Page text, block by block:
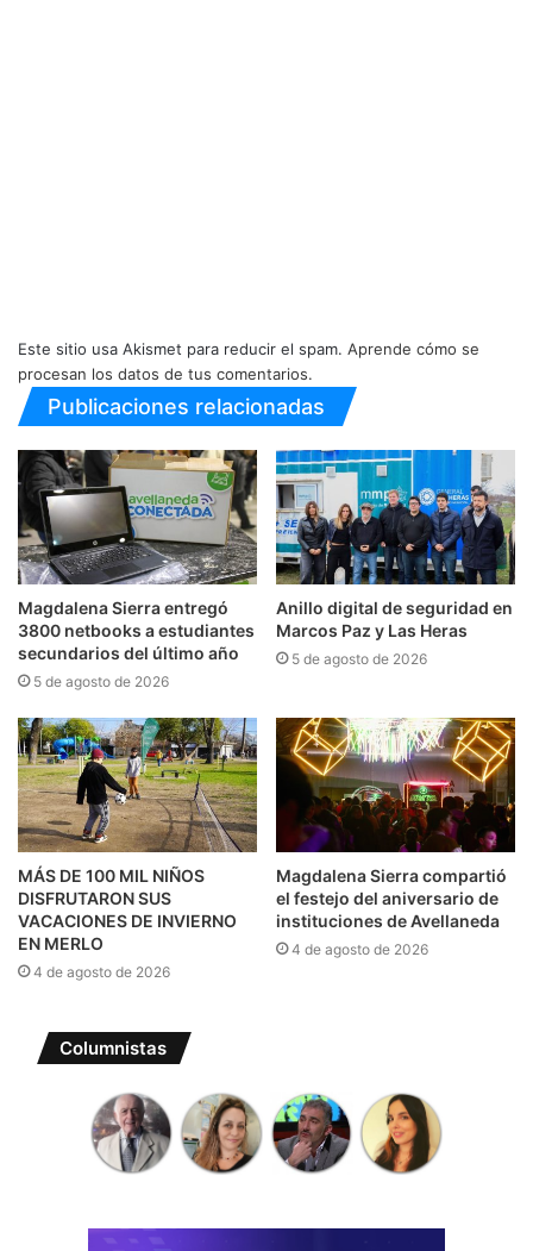
Este sitio usa Akismet para reducir el spam. Aprende cómo se
procesan los datos de tus comentarios.
Publicaciones relacionadas
Magdalena Sierra entregó
3800 netbooks a estudiantes
secundarios del último año
5 de agosto de 2026
Anillo digital de seguridad en
Marcos Paz y Las Heras
5 de agosto de 2026
MÁS DE 100 MIL NIÑOS
DISFRUTARON SUS
VACACIONES DE INVIERNO
EN MERLO
4 de agosto de 2026
Magdalena Sierra compartió
el festejo del aniversario de
instituciones de Avellaneda
4 de agosto de 2026
Columnistas